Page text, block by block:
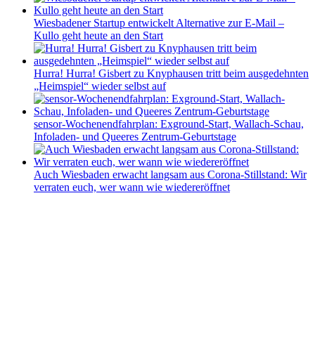
Wiesbadener Startup entwickelt Alternative zur E-Mail –
Kullo geht heute an den Start
Hurra! Hurra! Gisbert zu Knyphausen tritt beim ausgedehnten
„Heimspiel“ wieder selbst auf
sensor-Wochenendfahrplan: Exground-Start, Wallach-Schau,
Infoladen- und Queeres Zentrum-Geburtstage
Auch Wiesbaden erwacht langsam aus Corona-Stillstand: Wir
verraten euch, wer wann wie wiedereröffnet